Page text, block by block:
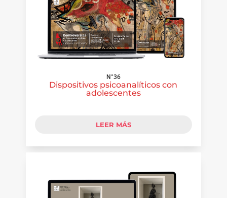
N°36
Dispositivos psicoanalíticos con
adolescentes
LEER MÁS